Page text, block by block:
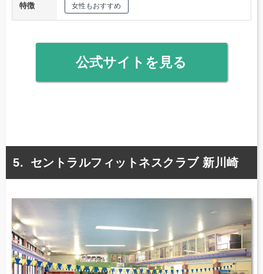
特徴 女性もおすすめ
公式サイトを見る
セントラルフィットネスクラブ 新川崎